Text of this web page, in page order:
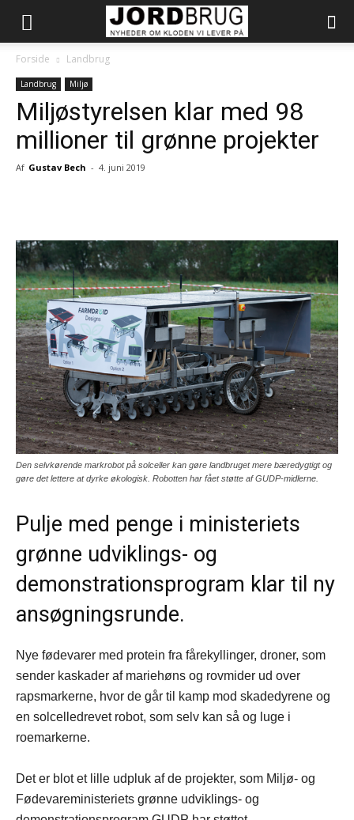
Forside Landbrug
Landbrug Miljø
Miljøstyrelsen klar med 98
millioner til grønne projekter
Af Gustav Bech - 4. juni 2019
Den selvkørende markrobot på solceller kan gøre landbruget mere bæredygtigt og
gøre det lettere at dyrke økologisk. Robotten har fået støtte af GUDP-midlerne.
Pulje med penge i ministeriets
grønne udviklings- og
demonstrationsprogram klar til ny
ansøgningsrunde.
Nye fødevarer med protein fra fårekyllinger, droner, som
sender kaskader af mariehøns og rovmider ud over
rapsmarkerne, hvor de går til kamp mod skadedyrene og
en solcelledrevet robot, som selv kan så og luge i
roemarkerne.
Det er blot et lille udpluk af de projekter, som Miljø- og
Fødevareministeriets grønne udviklings- og